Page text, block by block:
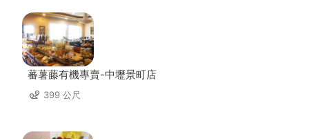
蕃薯藤有機專賣-中壢景町店
399 公尺